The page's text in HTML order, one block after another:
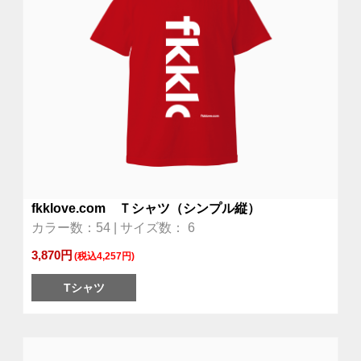
fkklove.com Ｔシャツ（シンプル縦）
カラー数：54 | サイズ数： 6
3,870円 (税込4,257円)
Tシャツ